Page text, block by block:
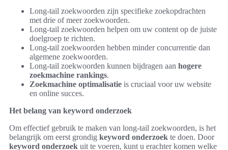
Long-tail zoekwoorden zijn specifieke zoekopdrachten
met drie of meer zoekwoorden.
Long-tail zoekwoorden helpen om uw content op de juiste
doelgroep te richten.
Long-tail zoekwoorden hebben minder concurrentie dan
algemene zoekwoorden.
Long-tail zoekwoorden kunnen bijdragen aan hogere
zoekmachine rankings.
Zoekmachine optimalisatie is cruciaal voor uw website
en online succes.
Het belang van keyword onderzoek
Om effectief gebruik te maken van long-tail zoekwoorden, is het
belangrijk om eerst grondig keyword onderzoek te doen. Door
keyword onderzoek uit te voeren, kunt u erachter komen welke